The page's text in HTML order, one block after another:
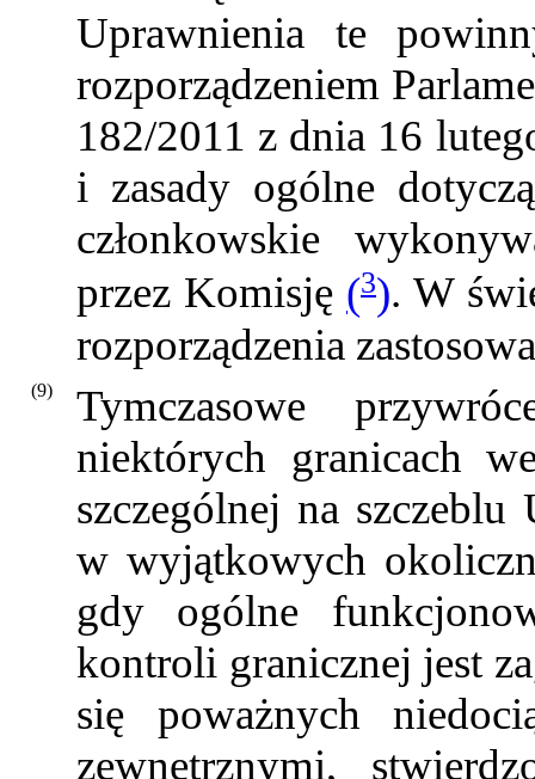
Uprawnienia te
rozporządzeniem
182/2011 z dnia 16
i zasady ogólne
członkowskie
przez Komisję (3). W
rozporządzenia
(9)
Tymczasowe
niektórych granicach
szczególnej na
w wyjątkowych
gdy ogólne
kontroli granicznej jest
się poważnych
zewnętrznymi,